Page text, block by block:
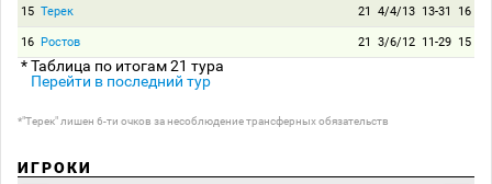
15 Терек 21 4/4/13 13-31 16
16 Ростов 21 3/6/12 11-29 15
* Таблица по итогам 21 тура
Перейти в последний тур
*"Терек" лишен 6-ти очков за несоблюдение трансферных обязательств
ИГРОКИ